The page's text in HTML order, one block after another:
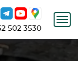
502 3530